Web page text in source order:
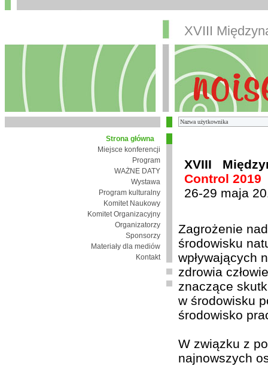
XVIII
Strona główna
Miejsce konferencji
Program
WAŻNE DATY
Wystawa
Program kulturalny
Komitet Naukowy
Komitet Organizacyjny
Organizatorzy
Sponsorzy
Materiały dla mediów
Kontakt
XVIII
Control 2019
26-29 maja
Zagrożenie
środowisku
wpływających
zdrowia
znaczące
w środowisku
środowisko
W związku z
najnowszych